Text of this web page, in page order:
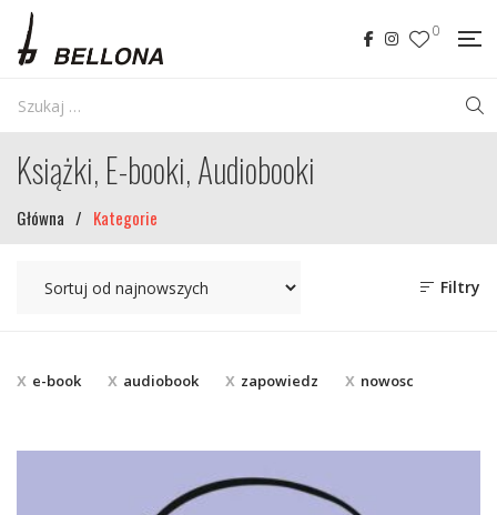
0
Książki, E-booki, Audiobooki
Główna / Kategorie
Filtry
e-book audiobook zapowiedz nowosc